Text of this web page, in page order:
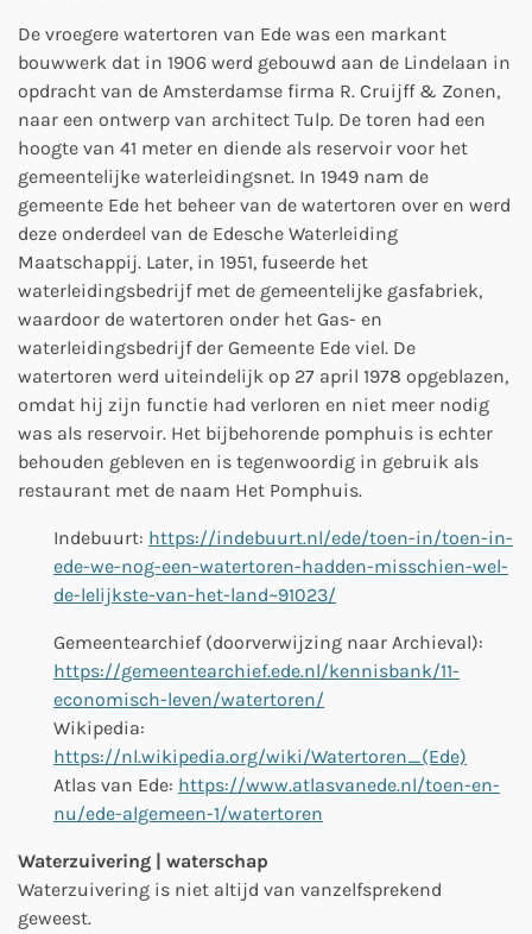
De vroegere watertoren van Ede was een markant
bouwwerk dat in 1906 werd gebouwd aan de Lindelaan in
opdracht van de Amsterdamse firma R. Cruijff & Zonen,
naar een ontwerp van architect Tulp. De toren had een
hoogte van 41 meter en diende als reservoir voor het
gemeentelijke waterleidingsnet. In 1949 nam de
gemeente Ede het beheer van de watertoren over en werd
deze onderdeel van de Edesche Waterleiding
Maatschappij. Later, in 1951, fuseerde het
waterleidingsbedrijf met de gemeentelijke gasfabriek,
waardoor de watertoren onder het Gas- en
waterleidingsbedrijf der Gemeente Ede viel. De
watertoren werd uiteindelijk op 27 april 1978 opgeblazen,
omdat hij zijn functie had verloren en niet meer nodig
was als reservoir. Het bijbehorende pomphuis is echter
behouden gebleven en is tegenwoordig in gebruik als
restaurant met de naam Het Pomphuis.
Indebuurt: https://indebuurt.nl/ede/toen-in/toen-in-
ede-we-nog-een-watertoren-hadden-misschien-wel-
de-lelijkste-van-het-land~91023/
Gemeentearchief (doorverwijzing naar Archieval):
https://gemeentearchief.ede.nl/kennisbank/11-
economisch-leven/watertoren/
Wikipedia:
https://nl.wikipedia.org/wiki/Watertoren_(Ede)
Atlas van Ede: https://www.atlasvanede.nl/toen-en-
nu/ede-algemeen-1/watertoren
Waterzuivering | waterschap
Waterzuivering is niet altijd van vanzelfsprekend
geweest.